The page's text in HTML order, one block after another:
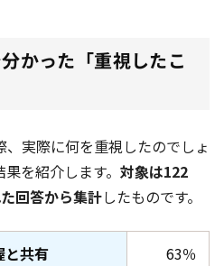
かった「重視したこ
実際に何を重視したのでしょ
を紹介します。 対象は122
回答から集計したものです。
と共有 63％